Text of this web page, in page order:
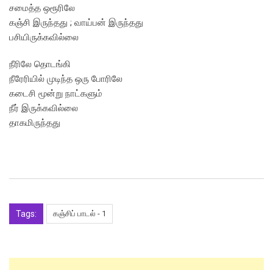
சமைத்த ஒரூரிலே
கஞ்சி இருந்தது ; வாய்பன் இருந்தது
பசியிருக்கவில்லை
நீரிலே தொடங்கி
நீரேரியில் முடிந்த ஒரு போரிலே
கடைசி மூன்று நாட்களும்
நீர் இருக்கவில்லை
தாகமிருந்தது
Tags: கஞ்சிப் பாடல் - 1